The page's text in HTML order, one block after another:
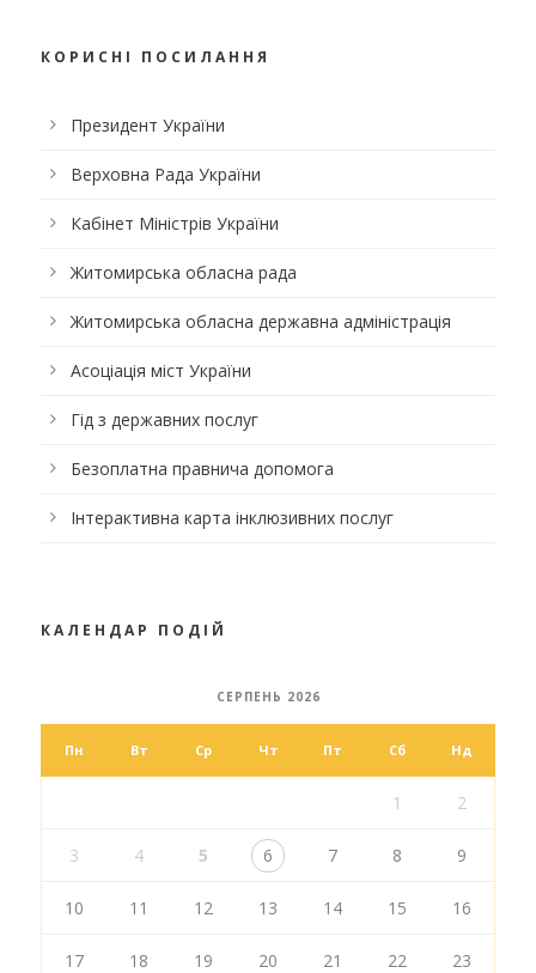
КОРИСНІ ПОСИЛАННЯ
Президент України
Верховна Рада України
Кабінет Міністрів України
Житомирська обласна рада
Житомирська обласна державна адміністрація
Асоціація міст України
Гід з державних послуг
Безоплатна правнича допомога
Інтерактивна карта інклюзивних послуг
КАЛЕНДАР ПОДІЙ
СЕРПЕНЬ 2026
Пн Вт Ср Чт Пт Сб Нд
1 2
3 4 5 6 7 8 9
10 11 12 13 14 15 16
17 18 19 20 21 22 23